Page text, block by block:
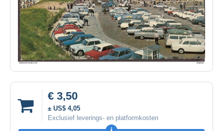
€ 3,50
± US$ 4,05
Exclusief leverings- en platformkosten